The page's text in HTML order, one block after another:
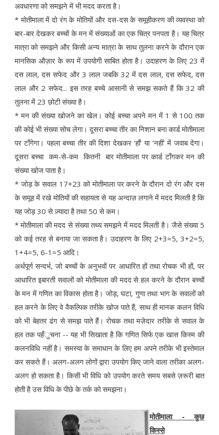
अवधारणा को समझने में भी मदद करता है।
* मोतीमाला में दो रंग के मोतियों और दस-दस के समूहीकरण की व्यवस्था को
बार-बार देखकर बच्चों के मन में संख्याओं का एक चित्र पनपता है। यह चित्र
मात्रा को समझने और किसी अन्य मात्रा के साथ तुलना करने के दौरान एक
मानसिक औज़ार के रूप में उपयोगी साबित होता है। उदाहरण के लिए 23 में
दस लाल, दस सफेद और 3 लाल जबकि 32 में दस लाल, दस सफेद, दस
लाल और 2 सफेद... इस तरह बच्चे आसानी से समझ सकते हैं कि 32 की
तुलना में 23 छोटी संख्या है।
* मन की संख्या खोजने का खेल। कोई बच्चा अपने मन में 1 से 100 तक
की कोई भी संख्या सोच लेगा। दूसरा बच्चा तीर का निशान बना कार्ड मोतीमाला
पर टाँगेगा। पहला बच्चा तीर की दिशा देखकर ‘हाँ’ या ‘नहीं’ में जवाब देगा।
दूसरा बच्चा कम-से-कम कितनी बार मोतीमाला पर कार्ड टाँगकर मन की
संख्या खोज पाता है।
* जोड़ के सवाल 17+23 को मोतीमाला पर करने के दौरान दो रंग और दस
के समूह में रखे मोतियों की सहायता से यह अन्दाज़ लगाने में मदद मिलती है कि
यह जोड़ 30 से ज़्यादा है तथा 50 से कम।
* मोतीमाला की मदद से संख्या तथ्य समझने में मदद मिलती है। जैसे संख्या 5
को कई तरह से बनाया जा सकता है। उदाहरण के लिए 2+3=5, 3+2=5,
1+4=5, 6-1=5 आदि।
अर्थपूर्ण सन्दर्भ, जो बच्चों के अनुभवों पर आधारित हों तथा रोचक भी हों, पर
आधारित इबारती सवालों को मोतीमाला की मदद से हल करने के दौरान बच्चों
के मन में गणित का विकास होता है। जोड़, घटा, गुणा तथा भाग के सवालों को
हल करने के लिए वे वैकल्पिक तरीके खोज पाते हैं, साथ ही मानक कलन विधि
को भी बेहतर ढंग से समझ पाते हैं। रोचक तथा मज़ेदार तरीके से सवाल के
हल तक पहँुचना -- यह भी सिखाता है कि गणित सिर्फ एक खास किस्म की
कलनविधि नहीं है। समस्या के समाधान के लिए हम अपने तरीके भी इस्तेमाल
कर सकते हैं। अलग-अलग लोगों द्वारा उपयोग किए जाने वाला तरीका अलग-
अलग हो सकता है। किसी भी विधि को उपयोग करते समय सबसे ज़रूरी बात
होती है उस विधि के पीछे के तर्क को समझना।
मोतीमाला - कुछ
किस्से